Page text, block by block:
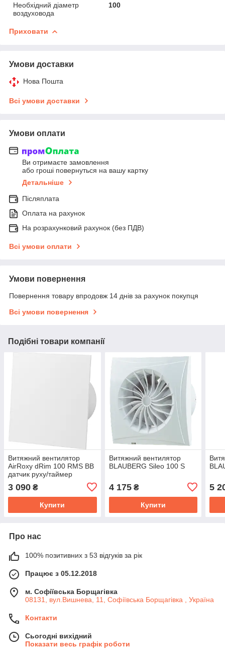
Необхідний діаметр
воздуховода
100
Приховати
Умови доставки
Нова Пошта
Всі умови доставки
Умови оплати
Ви отримаєте замовлення
або гроші повернуться на вашу картку
Детальніше
Післяплата
Оплата на рахунок
На розрахунковий рахунок (без ПДВ)
Всі умови оплати
Умови повернення
Повернення товару впродовж 14 днів за рахунок покупця
Всі умови повернення
Подібні товари компанії
Витяжний вентилятор
AirRoxy dRim 100 RMS BB
датчик руху/таймер
глянець 93м³/год 11Вт
3 090 ₴
Купити
Витяжний вентилятор
BLAUBERG Sileo 100 S
4 175₴
Купити
5
Про нас
100% позитивних з 53 відгуків за рік
Працює з 05.12.2018
м. Софіївська Борщагівка
08131, вул.Вишнева, 11, Софіївська Борщагівка , Україна
Контакти
Сьогодні вихідний
Показати весь графік роботи